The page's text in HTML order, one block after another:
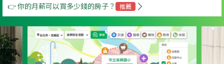
👉 你的月薪可以買多少錢的房子？ 推薦